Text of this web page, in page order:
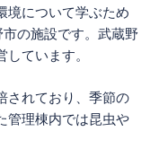
境について学ぶため
の施設です。武蔵野
ています。
されており、季節の
管理棟内では昆虫や